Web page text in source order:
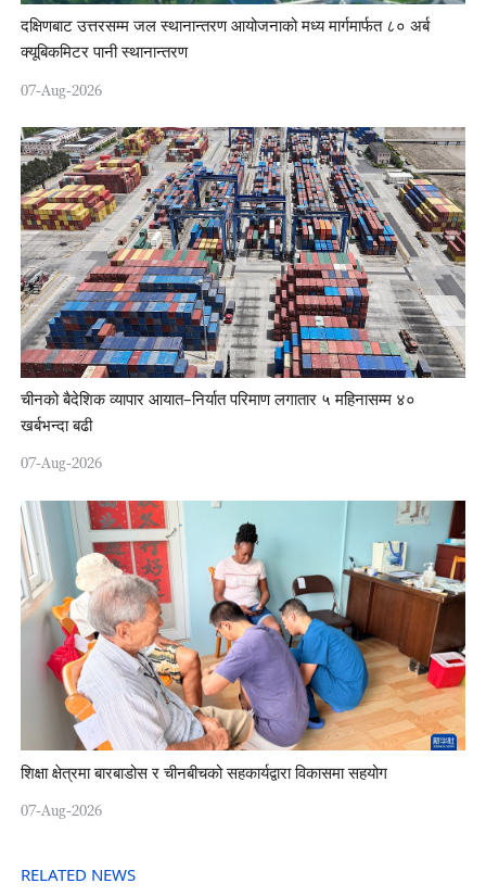
दक्षिणबाट उत्तरसम्म जल स्थानान्तरण आयोजनाको मध्य मार्गमार्फत ८० अर्ब
क्यूबिकमिटर पानी स्थानान्तरण
07-Aug-2026
चीनको बैदेशिक व्यापार आयात–निर्यात परिमाण लगातार ५ महिनासम्म ४०
खर्बभन्दा बढी
07-Aug-2026
शिक्षा क्षेत्रमा बारबाडोस र चीनबीचको सहकार्यद्वारा विकासमा सहयोग
07-Aug-2026
RELATED NEWS